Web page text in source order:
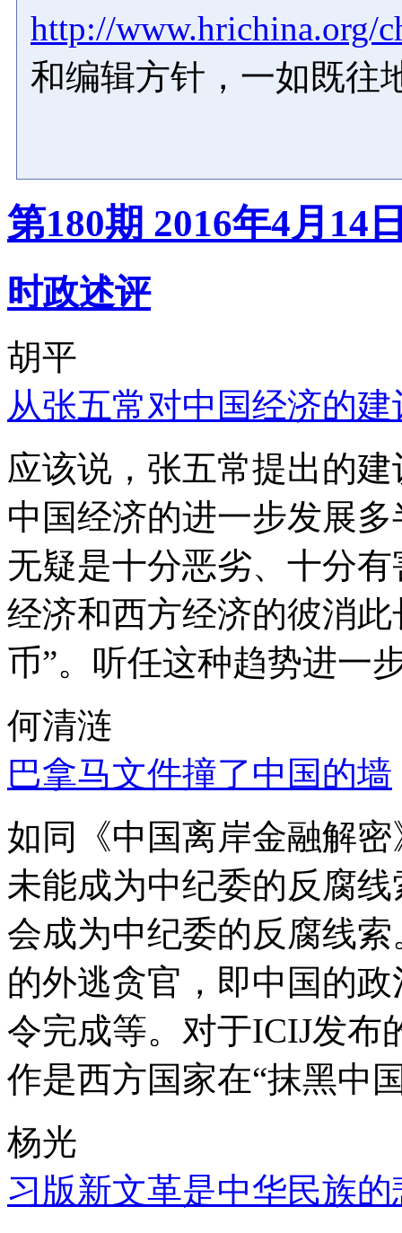
http://www.hrichina.org/
和编辑方针，一如既往
第180期 2016年4月14
时政述评
胡平
从张五常对中国经济的
应该说，张五常提出的
中国经济的进一步发展
无疑是十分恶劣、十分
经济和西方经济的彼消
币”。听任这种趋势进一
何清涟
巴拿马文件撞了中国的墙
如同《中国离岸金融解
未能成为中纪委的反腐
会成为中纪委的反腐线
的外逃贪官，即中国的
令完成等。对于ICIJ发布
作是西方国家在“抹黑中
杨光
习版新文革是中华民族的